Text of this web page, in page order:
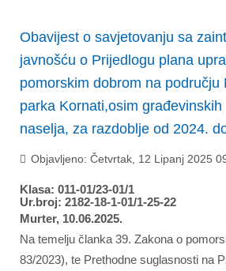
Obavijest o savjetovanju sa
javnošću o Prijedlogu plana
pomorskim dobrom na području
parka Kornati,osim
naselja, za razdoblje od 2024.
Objavljeno: Četvrtak, 12 Lipanj 2025
Klasa: 011-01/23-01/1
Ur.broj: 2182-18-1-01/1-25-22
Murter, 10.06.2025.
Na temelju članka 39. Zakona o
83/2023), te Prethodne suglasnosti na